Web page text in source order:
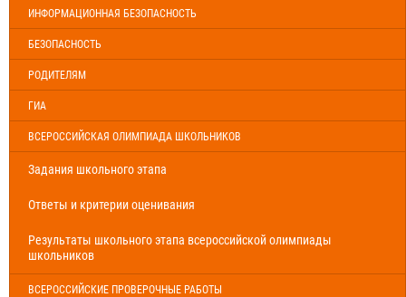
ИНФОРМАЦИОННАЯ БЕЗОПАСНОСТЬ
БЕЗОПАСНОСТЬ
РОДИТЕЛЯМ
ГИА
ВСЕРОССИЙСКАЯ ОЛИМПИАДА ШКОЛЬНИКОВ
Задания школьного этапа
Ответы и критерии оценивания
Результаты школьного этапа всероссийской олимпиады
школьников
ВСЕРОССИЙСКИЕ ПРОВЕРОЧНЫЕ РАБОТЫ